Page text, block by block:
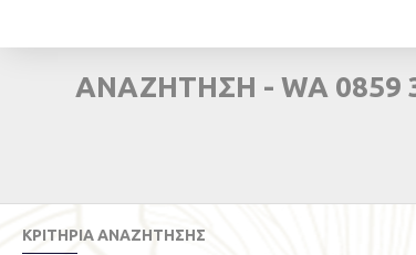
ΑΝΑΖΉΤΗΣΗ - WA 0859
ΚΡΙΤΉΡΙΑ ΑΝΑΖΉΤΗΣΗΣ